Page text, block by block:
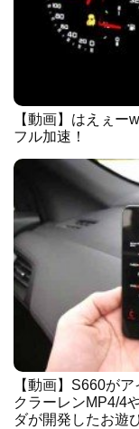
【動画】はえぇ
フル加速！
【動画】S660が
クラーレンMP4/4
ダが開発したお遊